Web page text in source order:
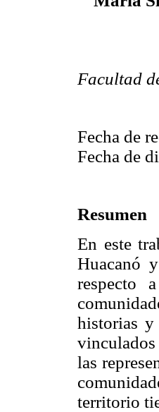
Facultad
Fecha de
Fecha de
Resumen
En este
Huacanó
respecto
historias
vinculados
las
territorio